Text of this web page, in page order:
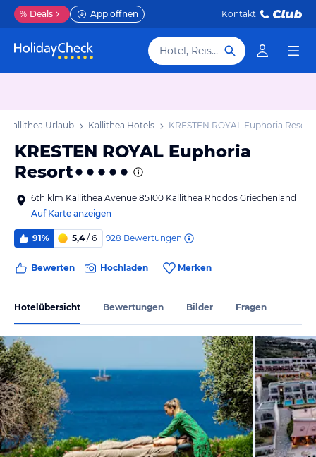
% Deals App öffnen Kontakt
Hotel, Reiseziel
Kallithea Urlaub Kallithea Hotels KRESTEN ROYAL Euphoria Resort
KRESTEN ROYAL Euphoria
Resort
6th klm Kallithea Avenue 85100 Kallithea Rhodos Griechenland
Auf Karte anzeigen
91% 5,4/ 6 928 Bewertungen
Bewerten Hochladen Merken
Hotelübersicht Bewertungen Bilder Fragen